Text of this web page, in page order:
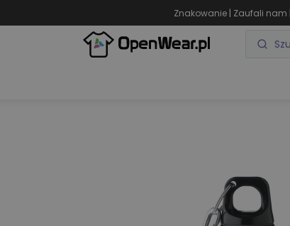
Znakowanie | Zaufali nam